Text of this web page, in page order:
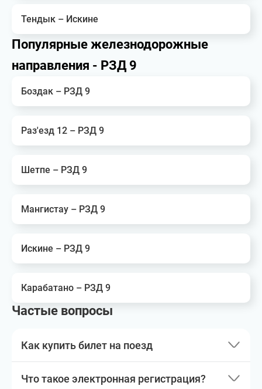
Тендык – Искине
Популярные железнодорожные
направления - РЗД 9
Боздак – РЗД 9
Раз'езд 12 – РЗД 9
Шетпе – РЗД 9
Мангистау – РЗД 9
Искине – РЗД 9
Карабатано – РЗД 9
Частые вопросы
Как купить билет на поезд
Что такое электронная регистрация?